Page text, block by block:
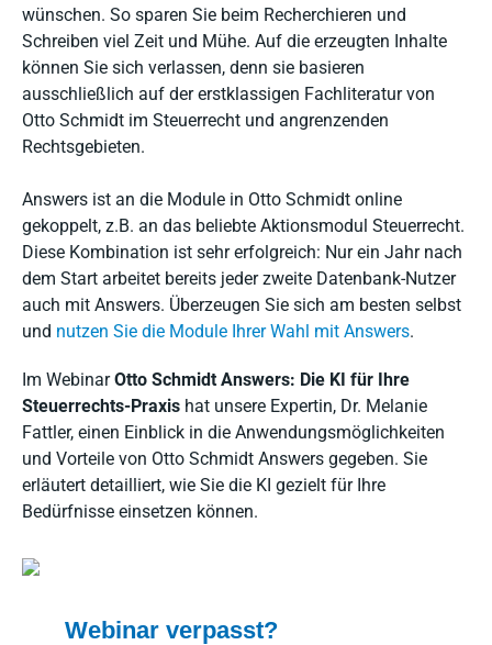
wünschen. So sparen Sie beim Recherchieren und
Schreiben viel Zeit und Mühe. Auf die erzeugten Inhalte
können Sie sich verlassen, denn sie basieren
ausschließlich auf der erstklassigen Fachliteratur von
Otto Schmidt im Steuerrecht und angrenzenden
Rechtsgebieten.
Answers ist an die Module in Otto Schmidt online
gekoppelt, z.B. an das beliebte Aktionsmodul Steuerrecht.
Diese Kombination ist sehr erfolgreich: Nur ein Jahr nach
dem Start arbeitet bereits jeder zweite Datenbank-Nutzer
auch mit Answers. Überzeugen Sie sich am besten selbst
und nutzen Sie die Module Ihrer Wahl mit Answers.
Im WebinarOtto Schmidt Answers: Die KI für Ihre
Steuerrechts-Praxis hat unsere Expertin, Dr. Melanie
Fattler, einen Einblick in die Anwendungsmöglichkeiten
und Vorteile von Otto Schmidt Answers gegeben. Sie
erläutert detailliert, wie Sie die KI gezielt für Ihre
Bedürfnisse einsetzen können.
Webinar verpasst?